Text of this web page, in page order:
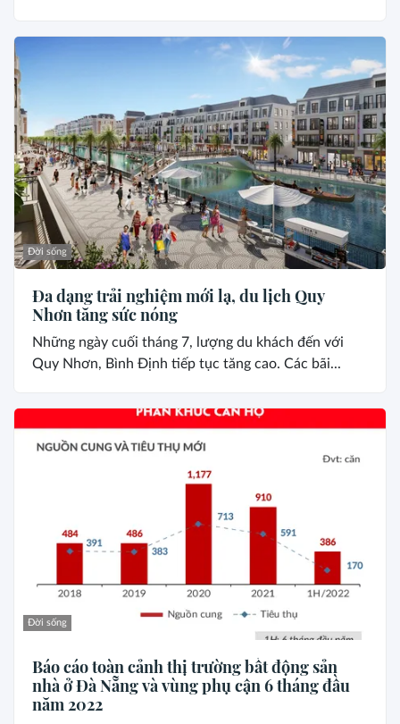
Đời sống
Đa dạng trải nghiệm mới lạ, du lịch Quy
Nhơn tăng sức nóng
Những ngày cuối tháng 7, lượng du khách đến với
Quy Nhơn, Bình Định tiếp tục tăng cao. Các bãi...
Đời sống
Báo cáo toàn cảnh thị trường bất động sản
nhà ở Đà Nẵng và vùng phụ cận 6 tháng đầu
năm 2022